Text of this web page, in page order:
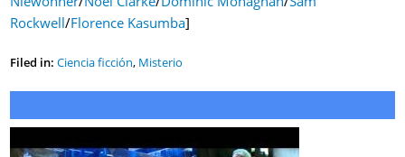
Rockwell/Florence Kasumba]
Filed in: Ciencia ficción, Misterio